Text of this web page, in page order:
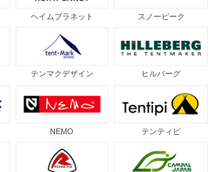
ヘイムプラネット スノーピーク
テンマクデザイン ヒルバーグ
NEMO テンティピ